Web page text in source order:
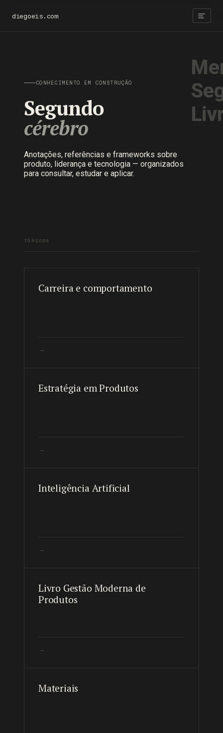
diegoeis.com
CONHECIMENTO EM CONSTRUÇÃO
Segundo
cérebro
Anotações, referências e frameworks sobre
produto, liderança e tecnologia — organizados
para consultar, estudar e aplicar.
TÓPICOS
Carreira e comportamento
→
Estratégia em Produtos
→
Inteligência Artificial
→
Livro Gestão Moderna de
Produtos
→
Materiais